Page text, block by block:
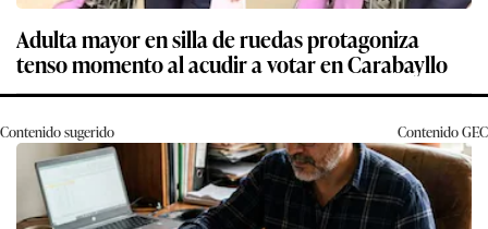
Adulta mayor en silla de ruedas protagoniza
tenso momento al acudir a votar en Carabayllo
Contenido sugerido ContenidoGEC